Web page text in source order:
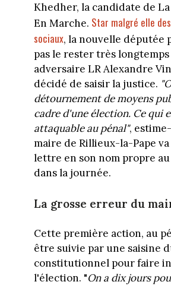
Khedher, la candidate de
En Marche. Star malgré elle
sociaux, la nouvelle députée
pas le rester très
adversaire LR Alexandre
décidé de saisir la justice.
détournement de moyens
cadre d'une élection. Ce qui
attaquable au pénal",
maire de Rillieux-la-Pape
lettre en son nom propre
dans la journée.
La grosse erreur du
Cette première action, au
être suivie par une saisine
constitutionnel pour faire
l'élection. "On a dix jours